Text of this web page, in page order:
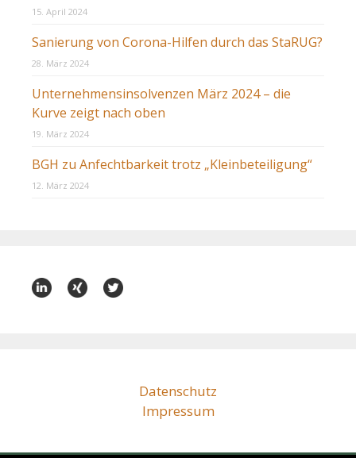
15. April 2024
Sanierung von Corona-Hilfen durch das StaRUG?
28. März 2024
Unternehmensinsolvenzen März 2024 – die
Kurve zeigt nach oben
19. März 2024
BGH zu Anfechtbarkeit trotz „Kleinbeteiligung“
12. März 2024
Datenschutz
Impressum